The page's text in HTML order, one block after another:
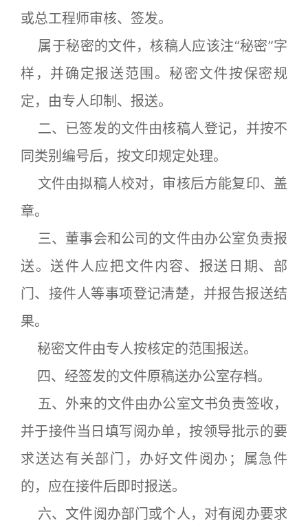
或总工程师审核、签发。
属于秘密的文件，核稿人应该注“秘密”字
样，并确定报送范围。秘密文件按保密规
定，由专人印制、报送。
二、已签发的文件由核稿人登记，并按不
同类别编号后，按文印规定处理。
文件由拟稿人校对，审核后方能复印、盖
章。
三、董事会和公司的文件由办公室负责报
送。送件人应把文件内容、报送日期、部
门、接件人等事项登记清楚，并报告报送结
果。
秘密文件由专人按核定的范围报送。
四、经签发的文件原稿送办公室存档。
五、外来的文件由办公室文书负责签收，
并于接件当日填写阅办单，按领导批示的要
求送达有关部门，办好文件阅办；属急件
的，应在接件后即时报送。
六、文件阅办部门或个人，对有阅办要求